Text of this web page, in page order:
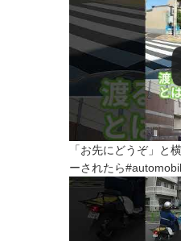
「お先にどうぞ」と
ーされたら